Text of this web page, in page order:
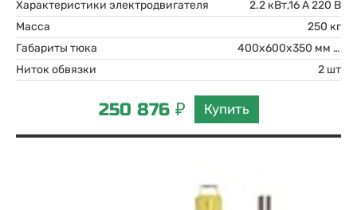
Характеристики электродвигателя
2.2 кВт,16 А 220 В
Масса
250 кг
Габариты тюка
400х600х350 мм ВхШхГ
Ниток обвязки
2 шт
250 876 ₽ Купить